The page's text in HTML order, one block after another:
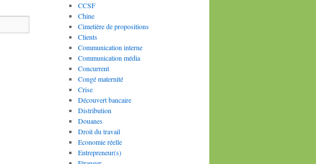
CCSF
Chine
Cimetière de propositions
Clients
Communication interne
Communication média
Concurrent
Congé maternité
Crise
Découvert bancaire
Distribution
Douanes
Droit du travail
Economie réelle
Entrepreneur(s)